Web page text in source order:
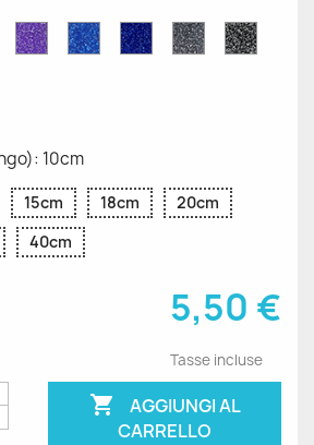
Viola
Glitter
Blu
Zaffiro
Blu
Cobalto
Grigio
Glitter
Nero
Glitter
10cm
15cm 18cm
20cm
40cm
5,50 €
Tasse incluse

CARRELLO